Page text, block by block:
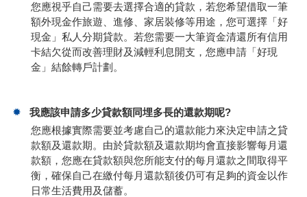
您應視乎自己需要去選擇合適的貸款，若您希望借取一筆
額外現金作旅遊、進修、家居裝修等用途，您可選擇「好
現金」私人分期貸款。若您需要一大筆資金清還所有信用
卡結欠從而改善理財及減輕利息開支，您應申請「好現
金」結餘轉戶計劃。
我應該申請多少貸款額同埋多長的還款期呢?
您應根據實際需要並考慮自己的還款能力來決定申請之貸
款額及還款期。由於貸款額及還款期均會直接影響每月還
款額，您應在貸款額與您所能支付的每月還款之間取得平
衡，確保自己在繳付每月還款額後仍可有足夠的資金以作
日常生活費用及儲蓄。